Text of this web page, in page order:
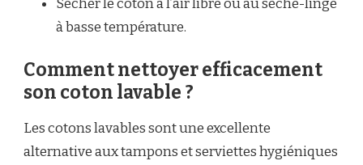
Sécher le coton à l’air libre ou au sèche-linge
à basse température.
Comment nettoyer efficacement
son coton lavable ?
Les cotons lavables sont une excellente
alternative aux tampons et serviettes hygiéniques